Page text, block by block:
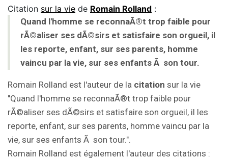
Citation sur la vie de Romain Rolland :
Quand l'homme se reconnaÃ®t trop faible pour
rÃ©aliser ses dÃ©sirs et satisfaire son orgueil, il
les reporte, enfant, sur ses parents, homme
vaincu par la vie, sur ses enfants Ã son tour.
Romain Rolland est l'auteur de la citation sur la vie
"Quand l'homme se reconnaÃ®t trop faible pour
rÃ©aliser ses dÃ©sirs et satisfaire son orgueil, il les
reporte, enfant, sur ses parents, homme vaincu par la
vie, sur ses enfants Ã son tour.".
Romain Rolland est également l'auteur des citations :